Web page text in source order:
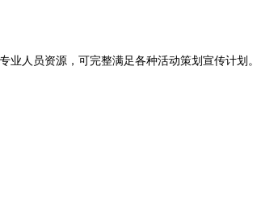
人员资源，可完整满足各种活动策划宣传计划。